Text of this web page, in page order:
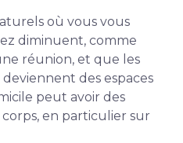
où vous vous
diminuent, comme
réunion, et que les
des espaces
peut avoir des
en particulier sur